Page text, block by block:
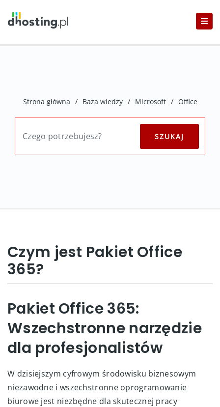
Strona główna / Baza wiedzy / Microsoft / Office
Czym jest Pakiet Office
365?
Pakiet Office 365:
Wszechstronne narzędzie
dla profesjonalistów
W dzisiejszym cyfrowym środowisku biznesowym
niezawodne i wszechstronne oprogramowanie
biurowe jest niezbędne dla skutecznej pracy